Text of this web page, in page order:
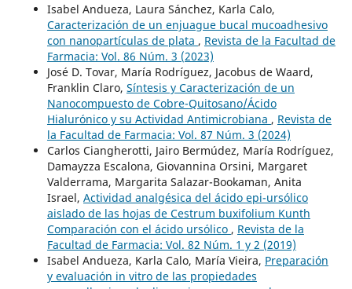
Isabel Andueza, Laura Sánchez, Karla Calo,
Caracterización de un enjuague bucal mucoadhesivo
con nanopartículas de plata , Revista de la Facultad de
Farmacia: Vol. 86 Núm. 3 (2023)
José D. Tovar, María Rodríguez, Jacobus de Waard,
Franklin Claro, Síntesis y Caracterización de un
Nanocompuesto de Cobre-Quitosano/Ácido
Hialurónico y su Actividad Antimicrobiana , Revista de
la Facultad de Farmacia: Vol. 87 Núm. 3 (2024)
Carlos Ciangherotti, Jairo Bermúdez, María Rodríguez,
Damayzza Escalona, Giovannina Orsini, Margaret
Valderrama, Margarita Salazar-Bookaman, Anita
Israel, Actividad analgésica del ácido epi-ursólico
aislado de las hojas de Cestrum buxifolium Kunth
Comparación con el ácido ursólico , Revista de la
Facultad de Farmacia: Vol. 82 Núm. 1 y 2 (2019)
Isabel Andueza, Karla Calo, María Vieira, Preparación
y evaluación in vitro de las propiedades